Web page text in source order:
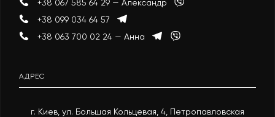
+38 067 585 64 29 — Александр
+38 099 034 64 57
+38 063 700 02 24 — Анна
АДРЕС
г. Киев, ул. Большая Кольцевая, 4, Петропавловская